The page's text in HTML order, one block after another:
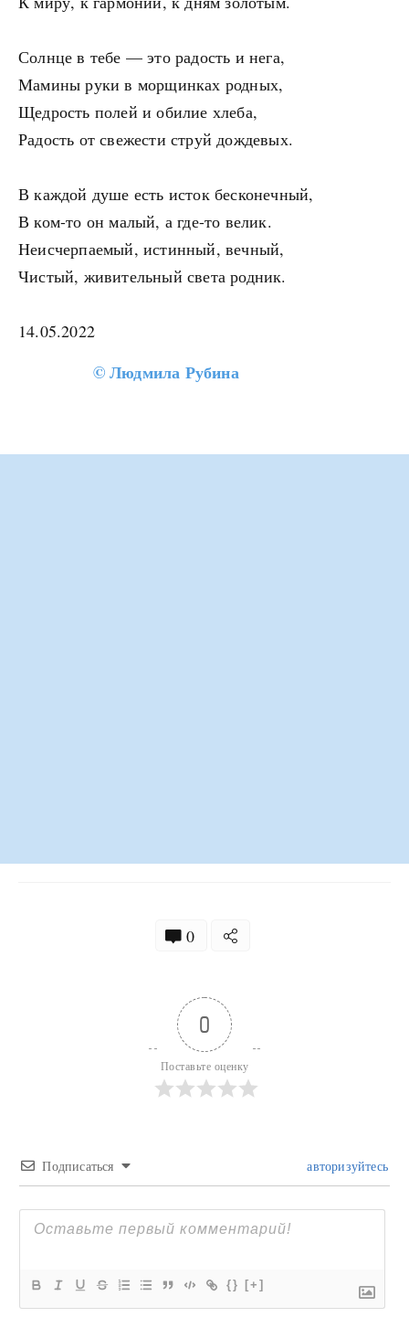
Солнце в тебе — это радость и нега,
Мамины руки в морщинках родных,
Щедрость полей и обилие хлеба,
Радость от свежести струй дождевых.
В каждой душе есть исток бесконечный,
В ком-то он малый, а где-то велик.
Неисчерпаемый, истинный, вечный,
Чистый, живительный света родник.
14.05.2022
©Людмила Рубина
0
0
Поставьте оценку
Подписаться авторизуйтесь
{} [+]